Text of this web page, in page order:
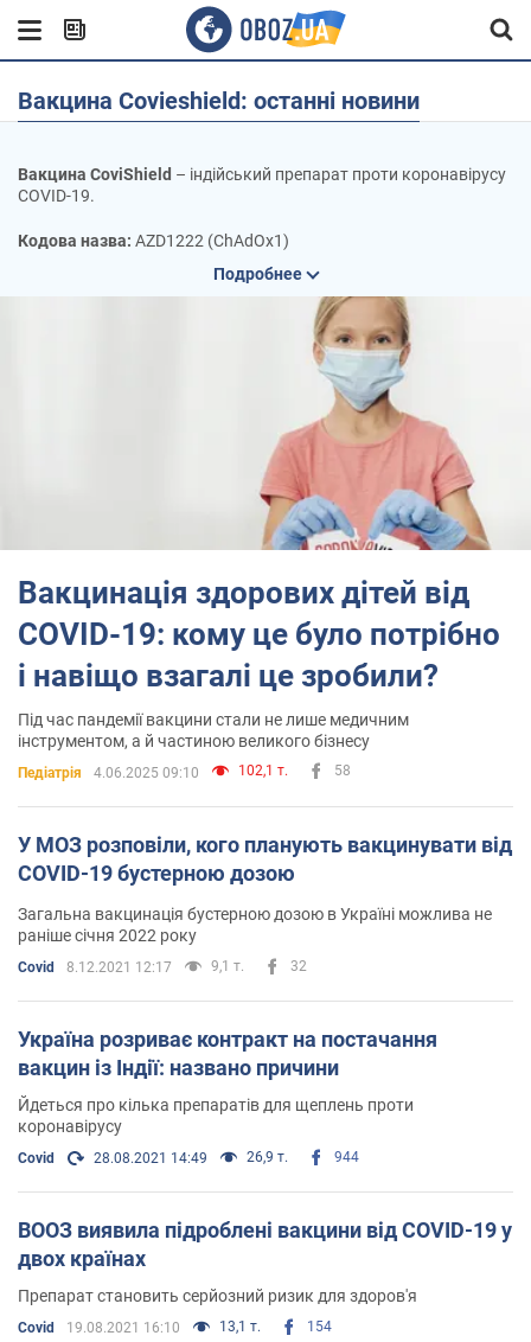
Вакцина Covieshield: останні новини
Вакцина CoviShield – індійський препарат проти коронавірусу
COVID-19.
Кодова назва: AZD1222 (ChAdOx1)
препарат виробляється індійським інститутом
сироваток Serum Institute of India. Однак розроблено вакцину
було шведсько-британською компанією AstraZeneca спільно з
вакцина вводиться двома дозами по 0,5
мл із інтервалом у 4-12 тижнів. Більш тривалий період між
ін'єкцією першої та другої дози вакцини забезпечує вищу
з січня 2022 року вакцини Comirnaty та
Moderna використовуються в Україні для бустерної вакцинації
проти коронавірусу незалежно від того, яка вакцина
Яка ефективність: дослідження показали, що вакцина
ефективна у 63.09% випадків. ВООЗ визнала її ефективною у
захисті людей від коронавірусу.
ВООЗ радить індивідуальний підхід щодо людей, які
страждають на хронічні хвороби, вагітних жінок, а також
матерів, що вигодовують немовлят грудним молоком. ВООЗ
пропонує проконсультуватися з власним лікарем та оцінити
всі плюси й мінуси ймовірної вакцинації.
Чи підходить для дітей та підлітків:даних щодо
використання вакцини серед дітей чи підлітків наразі немає.
вони перебувають у зоні ризику.
Який тип вакцини:CoviShield – це векторна вакцина. Вона
шимпанзе. Під час введення вакцина провокує вироблення
Побічні ефекти:серед побічних ефектів відзначають біль або
чутливість у місці ін'єкції, головний біль, почуття втоми, біль в
м'язах чи суглобах. Також у рідкісних випадках можливі
гарячка, лихоманка та нудота.
випадків на мільйон вакцинованих. У Британії, де
використовується аналогічна вакцина AstraZeneca, після
вакцинації 3 мільйонів осіб було зафіксовано 19 випадків
утворення тромбів, 7 з яких – летальні.
Хто використовує: Повний перелік можна подивитися
Подробнее
Вакцинація здорових дітей від
COVID-19: кому це було потрібно
і навіщо взагалі це зробили?
Під час пандемії вакцини стали не лише медичним
інструментом, а й частиною великого бізнесу
Педіатрія 4.06.2025 09:10 102,1 т. 58
У МОЗ розповіли, кого планують вакцинувати від
COVID-19 бустерною дозою
Загальна вакцинація бустерною дозою в Україні можлива не
раніше січня 2022 року
Covid 8.12.2021 12:17 9,1 т. 32
Україна розриває контракт на постачання
вакцин із Індії: названо причини
Йдеться про кілька препаратів для щеплень проти
коронавірусу
Covid 28.08.2021 14:49 26,9 т. 944
ВООЗ виявила підроблені вакцини від COVID-19 у
двох країнах
Препарат становить серйозний ризик для здоров'я
Covid 19.08.2021 16:10 13,1 т. 154